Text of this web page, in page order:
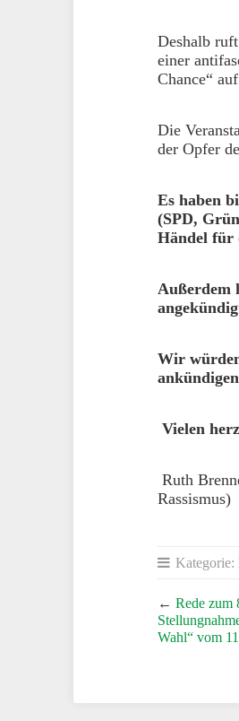
Deshalb
einer
Chance“
Die
der Opfer
Es haben
(SPD,
Händel für
Außerdem
Wir
Vielen
Ruth
Rassismus)
Kategorie:
←Rede zum
Wahl“ vom